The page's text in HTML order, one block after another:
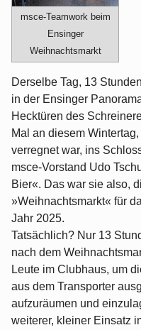
msce-Teamwork beim
Ensinger
Weihnachtsmarkt
Derselbe Tag, 13
in der Ensinger
Hecktüren des
Mal an diesem
verregnet war, ins
msce-Vorstand Udo
Bier«. Das war sie also,
»Weihnachtsmarkt« für
Jahr 2025.
Tatsächlich? Nur 13
nach dem
Leute im Clubhaus, um
aus dem Transporter
aufzuräumen und
weiterer, kleiner Einsatz